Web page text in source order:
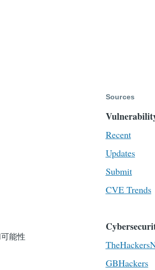
能性
Sources
Recent
Updates
Submit
CVE Trends
GBHackers